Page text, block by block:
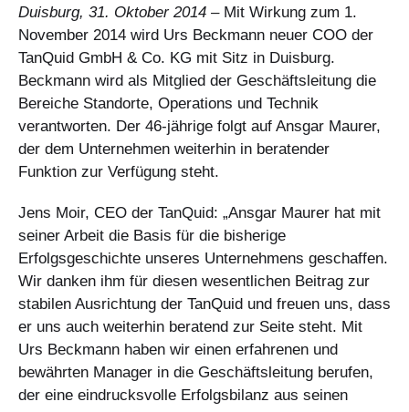
Duisburg, 31. Oktober 2014 –Mit Wirkung zum 1.
November 2014 wird Urs Beckmann neuer COO der
TanQuid GmbH & Co. KG mit Sitz in Duisburg.
Beckmann wird als Mitglied der Geschäftsleitung die
Bereiche Standorte, Operations und Technik
verantworten. Der 46-jährige folgt auf Ansgar Maurer,
der dem Unternehmen weiterhin in beratender
Funktion zur Verfügung steht.
Jens Moir, CEO der TanQuid: „Ansgar Maurer hat mit
seiner Arbeit die Basis für die bisherige
Erfolgsgeschichte unseres Unternehmens geschaffen.
Wir danken ihm für diesen wesentlichen Beitrag zur
stabilen Ausrichtung der TanQuid und freuen uns, dass
er uns auch weiterhin beratend zur Seite steht. Mit
Urs Beckmann haben wir einen erfahrenen und
bewährten Manager in die Geschäftsleitung berufen,
der eine eindrucksvolle Erfolgsbilanz aus seinen